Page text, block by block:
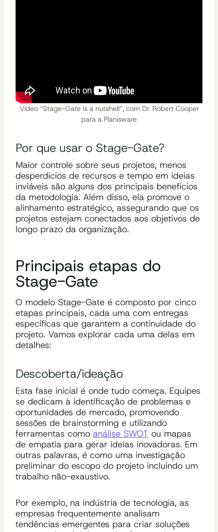
Vídeo “Stage-Gate is a nutshell”, com Dr. Robert Cooper
para a Planisware
Por que usar o Stage-Gate?
Maior controle sobre seus projetos, menos
desperdícios de recursos e tempo em ideias
inviáveis são alguns dos principais benefícios
da metodologia. Além disso, ela promove o
alinhamento estratégico, assegurando que os
projetos estejam conectados aos objetivos de
longo prazo da organização.
Principais etapas do
Stage-Gate
O modelo Stage-Gate é composto por cinco
etapas principais, cada uma com entregas
específicas que garantem a continuidade do
projeto. Vamos explorar cada uma delas em
detalhes:
Descoberta/ideação
Esta fase inicial é onde tudo começa. Equipes
se dedicam à identificação de problemas e
oportunidades de mercado, promovendo
sessões de brainstorming e utilizando
ferramentas como análise SWOT ou mapas
de empatia para gerar ideias inovadoras. Em
outras palavras, é como uma investigação
preliminar do escopo do projeto incluindo um
trabalho não-exaustivo.
Por exemplo, na indústria de tecnologia, as
empresas frequentemente analisam
tendências emergentes para criar soluções